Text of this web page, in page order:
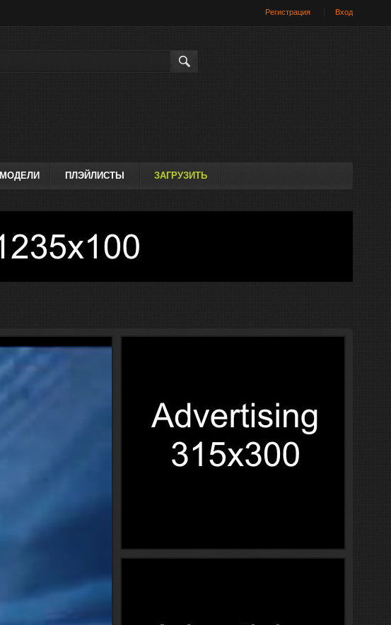
Регистрация Вход
МОДЕЛИ ПЛЭЙЛИСТЫ ЗАГРУЗИТЬ